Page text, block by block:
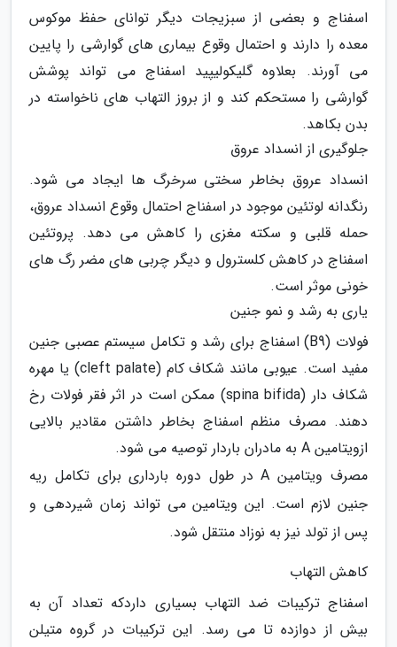
اسفناج و بعضی از سبزیجات دیگر توانای حفظ موکوس
معده را دارند و احتمال وقوع بیماری های گوارشی را پایین
می آورند. بعلاوه گلیکولیپید اسفناج می تواند پوشش
گوارشی را مستحکم کند و از بروز التهاب های ناخواسته در
بدن بکاهد.
جلوگیری از انسداد عروق
انسداد عروق بخاطر سختی سرخرگ ها ایجاد می شود.
رنگدانه لوتئین موجود در اسفناج احتمال وقوع انسداد عروق،
حمله قلبی و سکته مغزی را کاهش می دهد. پروتئین
اسفناج در کاهش کلسترول و دیگر چربی های مضر رگ های
خونی موثر است.
یاری به رشد و نمو جنین
فولات (B9) اسفناج برای رشد و تکامل سیستم عصبی جنین
مفید است. عیوبی مانند شکاف کام (cleft palate) یا مهره
شکاف دار (spina bifida) ممکن است در اثر فقر فولات رخ
دهند. مصرف منظم اسفناج بخاطر داشتن مقادیر بالایی
ازویتامین A به مادران باردار توصیه می شود.
مصرف ویتامین A در طول دوره بارداری برای تکامل ریه
جنین لازم است. این ویتامین می تواند زمان شیردهی و
پس از تولد نیز به نوزاد منتقل شود.
کاهش التهاب
اسفناج ترکیبات ضد التهاب بسیاری داردکه تعداد آن به
بیش از دوازده تا می رسد. این ترکیبات در گروه متیلن